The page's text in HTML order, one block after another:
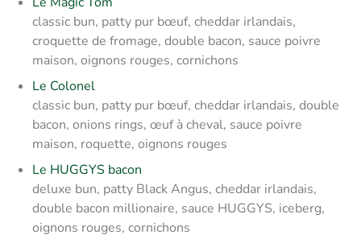
classic bun, patty pur bœuf, cheddar irlandais,
croquette de fromage, double bacon, sauce poivre
maison, oignons rouges, cornichons
Le Colonel
classic bun, patty pur bœuf, cheddar irlandais, double
bacon, onions rings, œuf à cheval, sauce poivre
maison, roquette, oignons rouges
Le HUGGYS bacon
deluxe bun, patty Black Angus, cheddar irlandais,
double bacon millionaire, sauce HUGGYS, iceberg,
oignons rouges, cornichons